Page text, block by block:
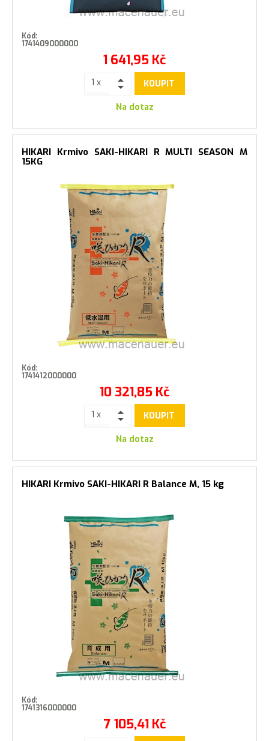
Kód:
1741409000000
1 641,95 Kč
KOUPIT
Na dotaz
HIKARI Krmivo SAKI-HIKARI R MULTI SEASON M
15KG
Kód:
1741412000000
10 321,85 Kč
KOUPIT
Na dotaz
HIKARI Krmivo SAKI-HIKARI R Balance M, 15 kg
Kód:
1741316000000
7 105,41 Kč